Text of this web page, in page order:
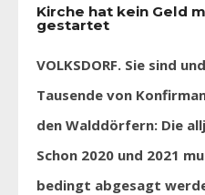
Kirche hat kein Geld
gestartet
VOLKSDORF. Sie sind
Tausende von
den Walddörfern: Die
Schon 2020 und 2021
bedingt abgesagt